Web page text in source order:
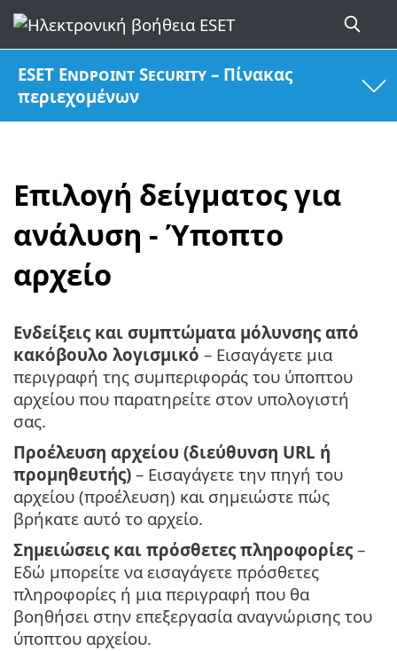
ESET Endpoint Security – Πίνακας
περιεχομένων
Επιλογή δείγματος για
ανάλυση - Ύποπτο
αρχείο
Ενδείξεις και συμπτώματα μόλυνσης από
κακόβουλο λογισμικό – Εισαγάγετε μια
περιγραφή της συμπεριφοράς του ύποπτου
αρχείου που παρατηρείτε στον υπολογιστή
σας.
Προέλευση αρχείου (διεύθυνση URL ή
προμηθευτής) – Εισαγάγετε την πηγή του
αρχείου (προέλευση) και σημειώστε πώς
βρήκατε αυτό το αρχείο.
Σημειώσεις και πρόσθετες πληροφορίες –
Εδώ μπορείτε να εισαγάγετε πρόσθετες
πληροφορίες ή μια περιγραφή που θα
βοηθήσει στην επεξεργασία αναγνώρισης του
ύποπτου αρχείου.